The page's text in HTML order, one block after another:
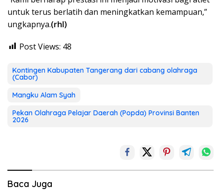
untuk terus berlatih dan meningkatkan kemampuan,”
ungkapnya.(rhl)
Post Views: 48
Kontingen Kabupaten Tangerang dari cabang olahraga
(Cabor)
Mangku Alam Syah
Pekan Olahraga Pelajar Daerah (Popda) Provinsi Banten
2026
Baca Juga